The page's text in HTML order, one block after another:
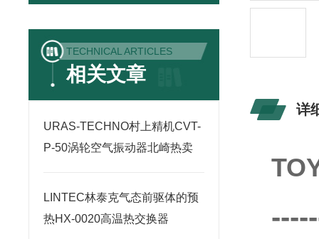
TECHNICAL ARTICLES
相关文章
URAS-TECHNO村上精机CVT-
P-50涡轮空气振动器北崎热卖
LINTEC林泰克气态前驱体的预
热HX-0020高温热交换器
详